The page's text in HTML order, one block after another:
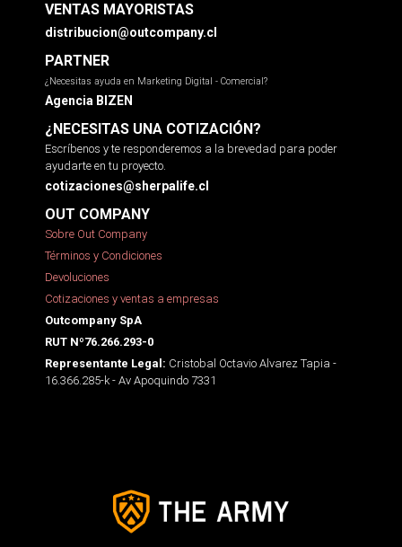
VENTAS MAYORISTAS
distribucion@outcompany.cl
PARTNER
¿Necesitas ayuda en Marketing Digital - Comercial?
Agencia BIZEN
¿NECESITAS UNA COTIZACIÓN?
Escríbenos y te responderemos a la brevedad para poder
ayudarte en tu proyecto.
cotizaciones@sherpalife.cl
OUT COMPANY
Sobre Out Company
Términos y Condiciones
Devoluciones
Cotizaciones y ventas a empresas
Outcompany SpA
RUT Nº76.266.293-0
Representante Legal: Cristobal Octavio Alvarez Tapia -
16.366.285-k - Av Apoquindo 7331